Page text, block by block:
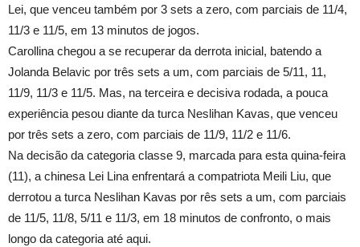
Lei, que venceu também por 3 sets a zero, com parciais de 11/4,
11/3 e 11/5, em 13 minutos de jogos.
Carollina chegou a se recuperar da derrota inicial, batendo a
Jolanda Belavic por três sets a um, com parciais de 5/11, 11,
11/9, 11/3 e 11/5. Mas, na terceira e decisiva rodada, a pouca
experiência pesou diante da turca Neslihan Kavas, que venceu
por três sets a zero, com parciais de 11/9, 11/2 e 11/6.
Na decisão da categoria classe 9, marcada para esta quina-feira
(11), a chinesa Lei Lina enfrentará a compatriota Meili Liu, que
derrotou a turca Neslihan Kavas por rês sets a um, com parciais
de 11/5, 11/8, 5/11 e 11/3, em 18 minutos de confronto, o mais
longo da categoria até aqui.